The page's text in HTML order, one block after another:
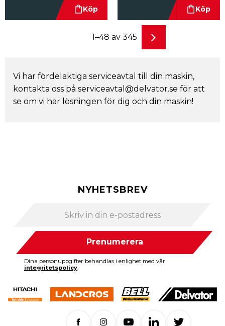
1–48 av 345
Vi har fördelaktiga serviceavtal till din maskin,
kontakta oss på serviceavtal@delvator.se för att
se om vi har lösningen för dig och din maskin!
NYHETSBREV
Prenumerera
Dina personuppgifter behandlas i enlighet med vår
integritetspolicy.